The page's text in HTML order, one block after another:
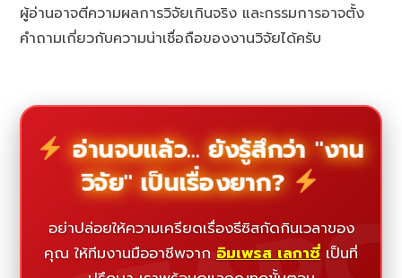
ผู้อ่านอาจตีความผลการวิจัยเกินจริง และกรรมการอาจตั้ง
คำถามเกี่ยวกับความน่าเชื่อถือของงานวิจัยได้ครับ
อ่านจบแล้ว... ยังรู้สึกว่า "งาน
วิจัย" เป็นเรื่องยาก?
อย่าปล่อยให้ความเครียดเรื่องธีซิสกัดกินเวลาของ
คุณ ให้ทีมงานมืออาชีพจาก อิมเพรส เลกาซี่ เป็นที่